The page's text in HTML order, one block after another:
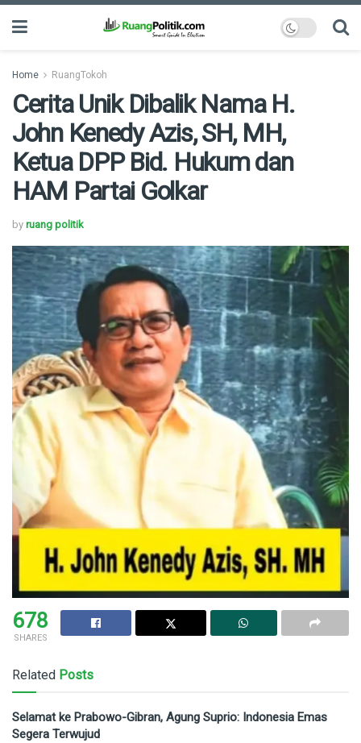
Home RuangTokoh
Cerita Unik Dibalik Nama H.
John Kenedy Azis, SH, MH,
Ketua DPP Bid. Hukum dan
HAM Partai Golkar
by ruang politik
678
SHARES
Related Posts
Selamat ke Prabowo-Gibran, Agung Suprio: Indonesia Emas
Segera Terwujud